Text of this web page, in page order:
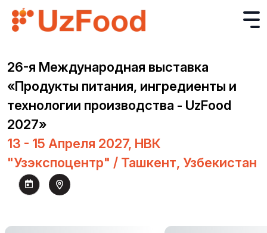
26-я Международная выставка
«Продукты питания, ингредиенты и
технологии производства - UzFood
2027»
13 - 15 Апреля 2027, НВК
"Узэкспоцентр" / Ташкент, Узбекистан